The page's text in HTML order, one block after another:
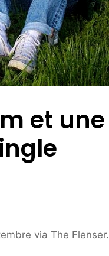
et une
via The Flenser.